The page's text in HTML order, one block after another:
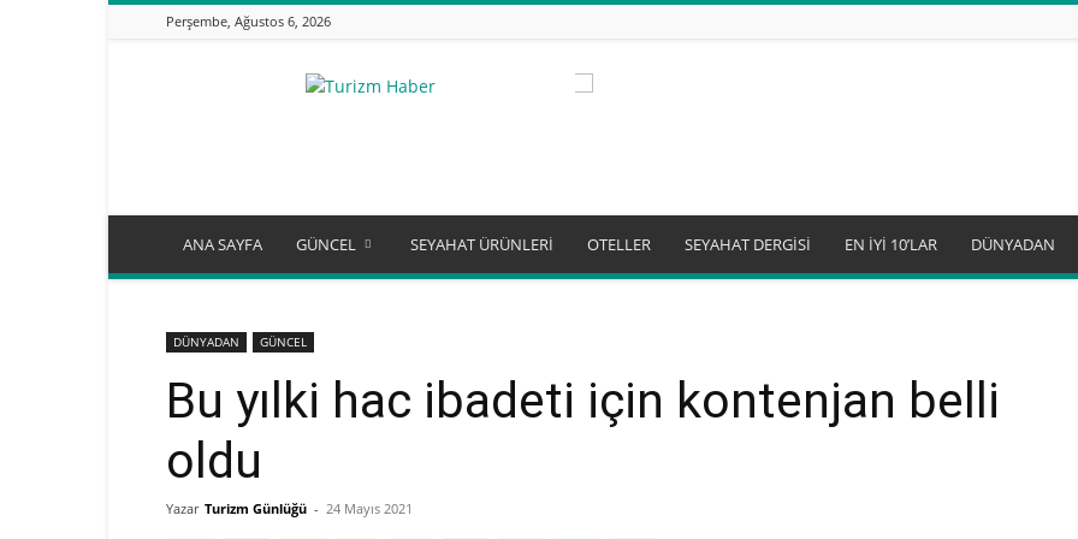
Perşembe, Ağustos 6, 2026
Turizm
ANA SAYFA GÜNCEL SEYAHAT ÜRÜNLERİ OTELLER SEYAHAT DERGİSİ EN İYİ 10’LAR DÜNYADAN
DÜNYADAN GÜNCEL
Bu yılki hac ibadeti için kontenjan belli
oldu
Yazar Turizm Günlüğü - 24 Mayıs 2021